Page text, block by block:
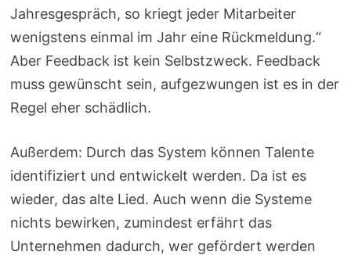
Jahresgespräch, so kriegt jeder Mitarbeiter
wenigstens einmal im Jahr eine Rückmeldung.“
Aber Feedback ist kein Selbstzweck. Feedback
muss gewünscht sein, aufgezwungen ist es in der
Regel eher schädlich.
Außerdem: Durch das System können Talente
identifiziert und entwickelt werden. Da ist es
wieder, das alte Lied. Auch wenn die Systeme
nichts bewirken, zumindest erfährt das
Unternehmen dadurch, wer gefördert werden